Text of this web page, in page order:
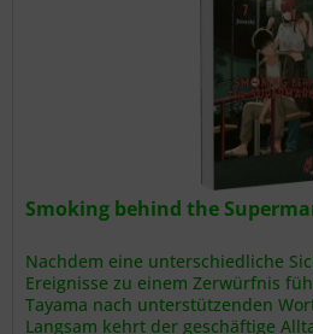
Smoking behind the
Nachdem eine unterschiedliche
Ereignisse zu einem Zerwürfnis
Tayama nach unterstützenden
Langsam kehrt der geschäftige